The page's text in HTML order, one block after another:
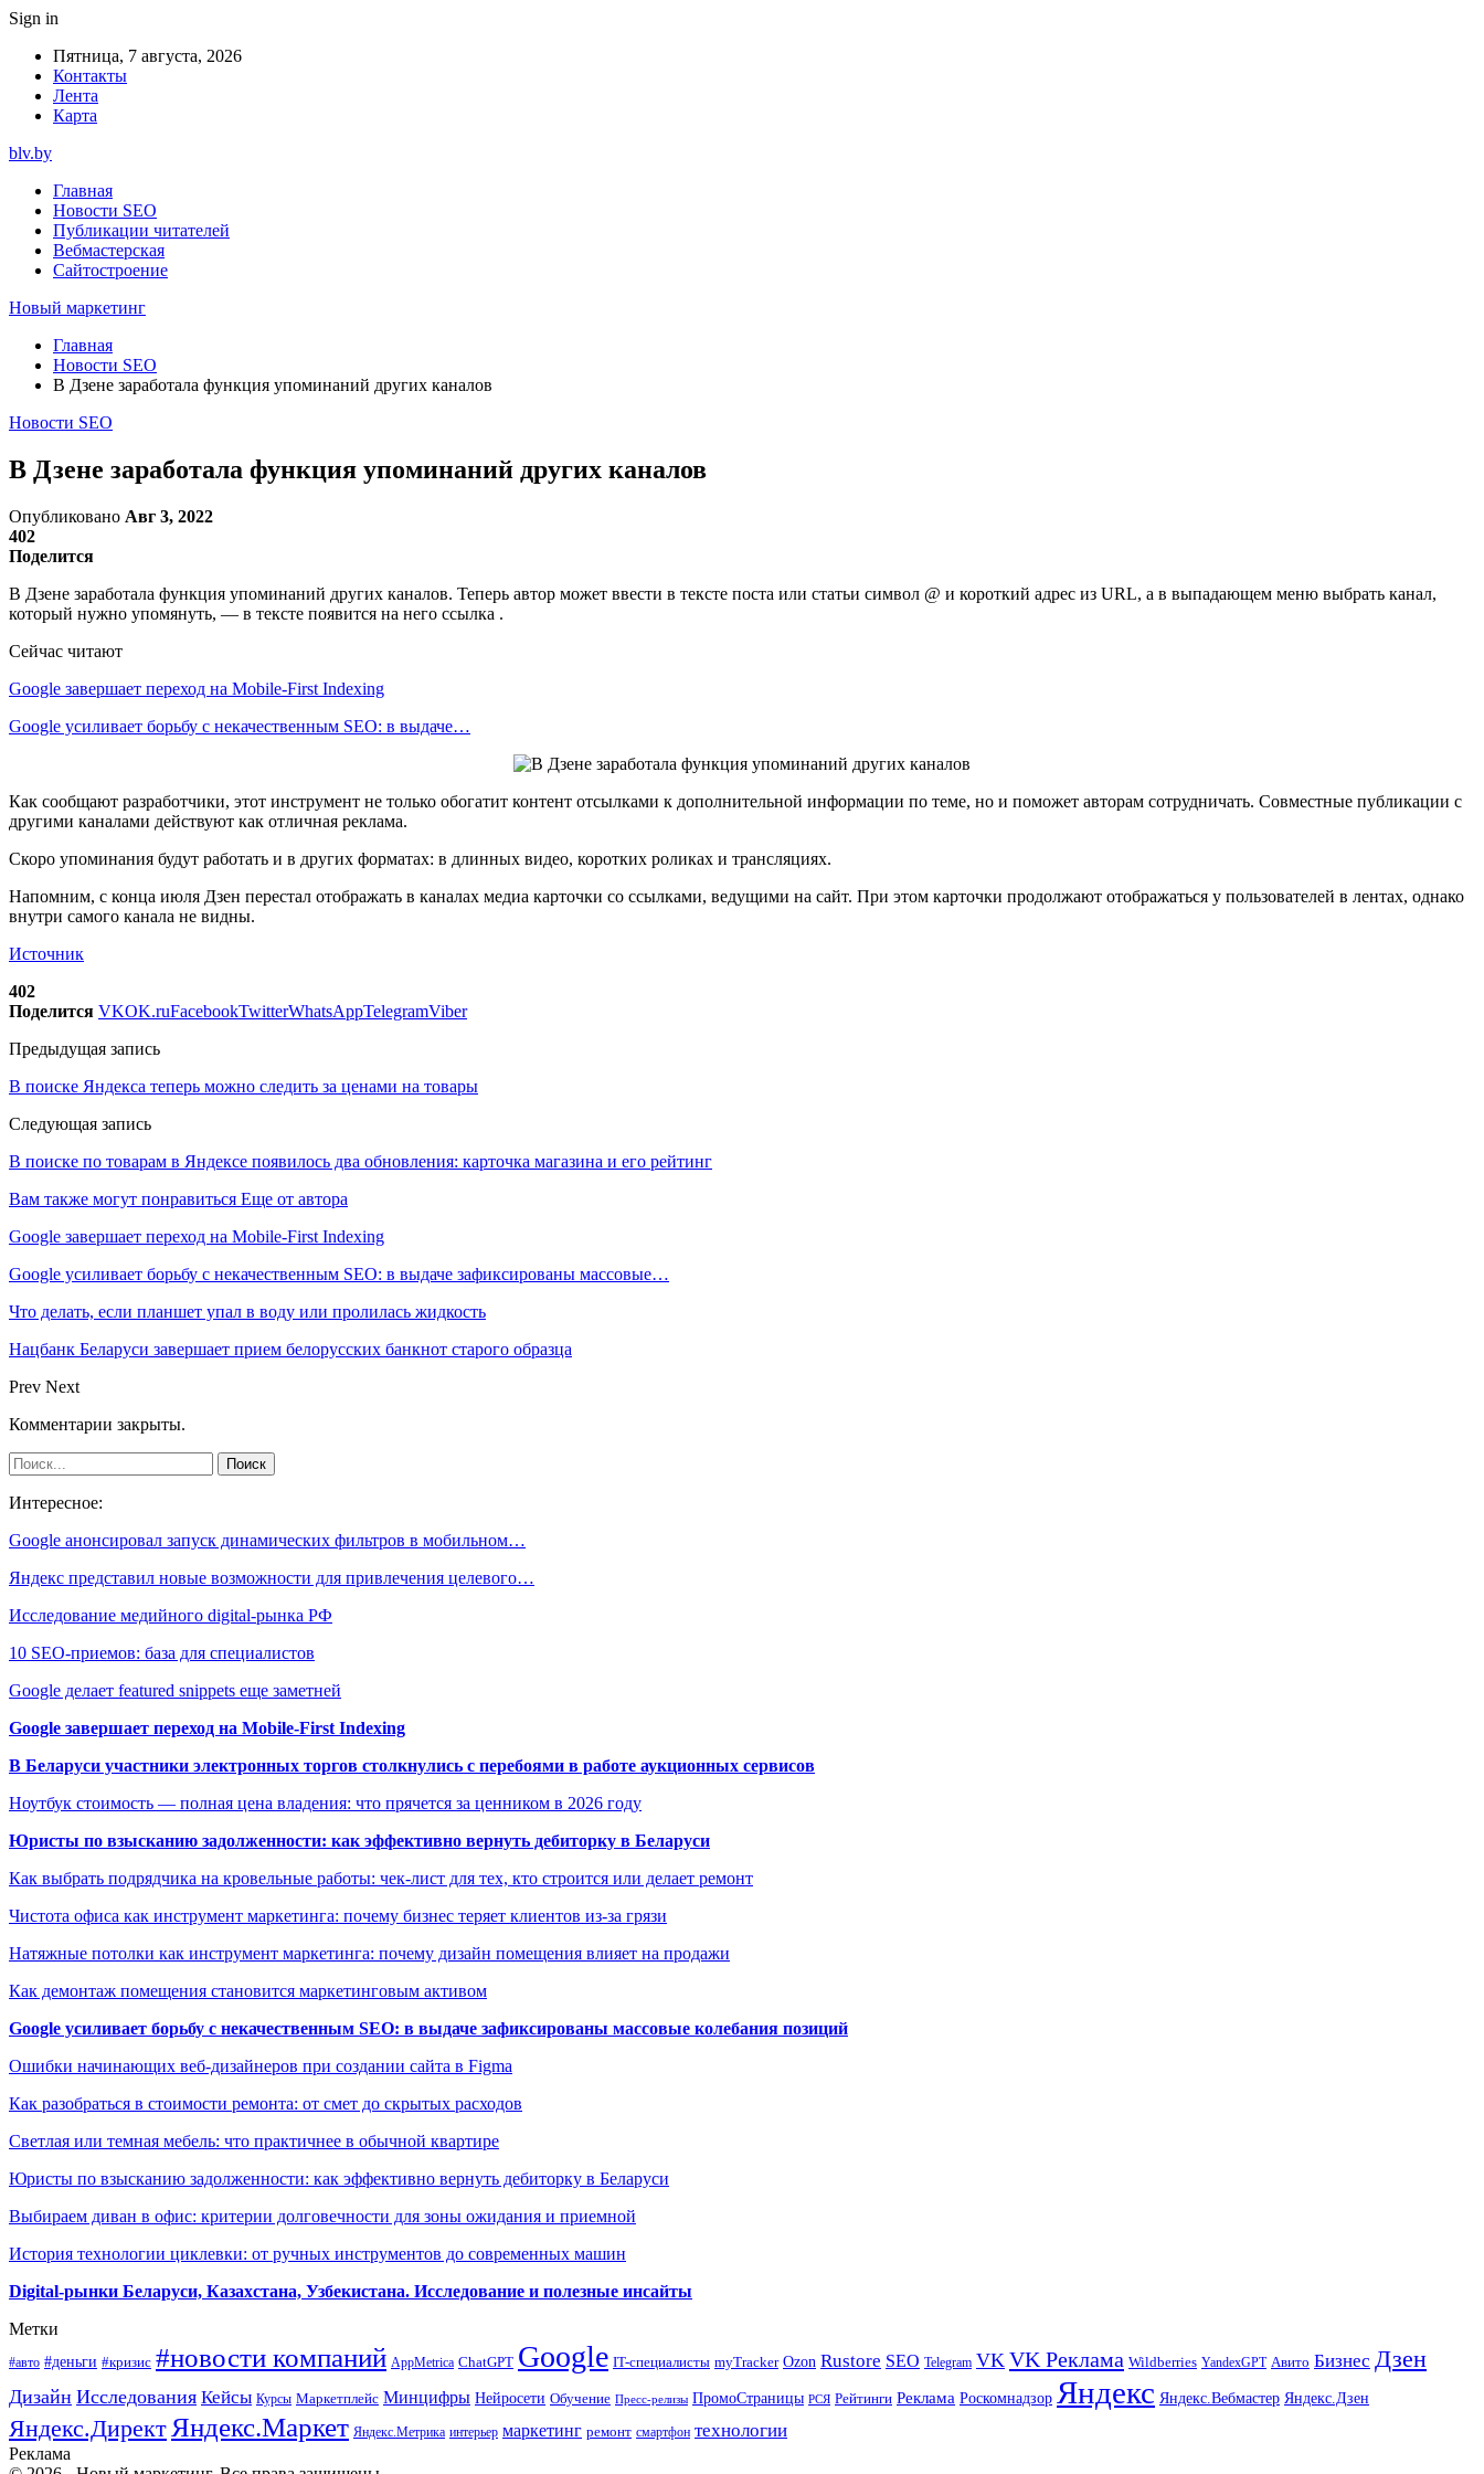
Sign in
Пятница, 7 августа, 2026
Контакты
Лента
Карта
blv.by
Главная
Новости SEO
Публикации читателей
Вебмастерская
Сайтостроение
Новый маркетинг
Главная
Новости SEO
В Дзене заработала функция упоминаний других каналов
Новости SEO
В Дзене заработала функция упоминаний других каналов
Опубликовано Авг 3, 2022
402
Поделится
В Дзене заработала функция упоминаний других каналов. Теперь автор может ввести в тексте поста или статьи символ @ и короткий адрес из URL, а в выпадающем меню выбрать канал,
который нужно упомянуть, — в тексте появится на него ссылка .
Сейчас читают
Google завершает переход на Mobile-First Indexing
Google усиливает борьбу с некачественным SEO: в выдаче…
Как сообщают разработчики, этот инструмент не только обогатит контент отсылками к дополнительной информации по теме, но и поможет авторам сотрудничать. Совместные публикации с
другими каналами действуют как отличная реклама.
Скоро упоминания будут работать и в других форматах: в длинных видео, коротких роликах и трансляциях.
Напомним, с конца июля Дзен перестал отображать в каналах медиа карточки со ссылками, ведущими на сайт. При этом карточки продолжают отображаться у пользователей в лентах, однако
внутри самого канала не видны.
Источник
402
Поделится VKOK.ruFacebookTwitterWhatsAppTelegramViber
Предыдущая запись
В поиске Яндекса теперь можно следить за ценами на товары
Следующая запись
В поиске по товарам в Яндексе появилось два обновления: карточка магазина и его рейтинг
Вам также могут понравиться Еще от автора
Google завершает переход на Mobile-First Indexing
Google усиливает борьбу с некачественным SEO: в выдаче зафиксированы массовые…
Что делать, если планшет упал в воду или пролилась жидкость
Нацбанк Беларуси завершает прием белорусских банкнот старого образца
Prev Next
Комментарии закрыты.
Интересное:
Google анонсировал запуск динамических фильтров в мобильном…
Яндекс представил новые возможности для привлечения целевого…
Исследование медийного digital-рынка РФ
10 SEO-приемов: база для специалистов
Google делает featured snippets еще заметней
Google завершает переход на Mobile-First Indexing
В Беларуси участники электронных торгов столкнулись с перебоями в работе аукционных сервисов
Ноутбук стоимость — полная цена владения: что прячется за ценником в 2026 году
Юристы по взысканию задолженности: как эффективно вернуть дебиторку в Беларуси
Как выбрать подрядчика на кровельные работы: чек-лист для тех, кто строится или делает ремонт
Чистота офиса как инструмент маркетинга: почему бизнес теряет клиентов из-за грязи
Натяжные потолки как инструмент маркетинга: почему дизайн помещения влияет на продажи
Как демонтаж помещения становится маркетинговым активом
Google усиливает борьбу с некачественным SEO: в выдаче зафиксированы массовые колебания позиций
Ошибки начинающих веб-дизайнеров при создании сайта в Figma
Как разобраться в стоимости ремонта: от смет до скрытых расходов
Светлая или темная мебель: что практичнее в обычной квартире
Юристы по взысканию задолженности: как эффективно вернуть дебиторку в Беларуси
Выбираем диван в офис: критерии долговечности для зоны ожидания и приемной
История технологии циклевки: от ручных инструментов до современных машин
Digital-рынки Беларуси, Казахстана, Узбекистана. Исследование и полезные инсайты
Метки
#авто #деньги #кризис #новости компаний AppMetrica ChatGPT Google IT-специалисты myTracker Ozon Rustore SEO Telegram VK VK Реклама Wildberries YandexGPT Авито Бизнес Дзен
Дизайн Исследования Кейсы Курсы Маркетплейс Минцифры Нейросети Обучение Пресс-релизы ПромоСтраницы РСЯ Рейтинги Реклама Роскомнадзор Яндекс Яндекс.Вебмастер Яндекс.Дзен
Яндекс.ДиректЯндекс.Маркет Яндекс.Метрика интерьер маркетинг ремонт смартфон технологии
Реклама